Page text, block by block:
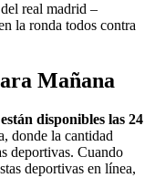
real madrid –
la ronda todos contra
Mañana
disponibles las 24
donde la cantidad
deportivas. Cuando
deportivas en línea,